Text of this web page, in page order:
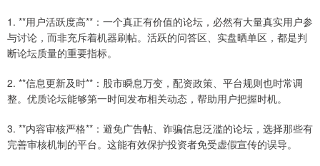
1. **用户活跃度高**：一个真正有价值的论坛，必然有大量真实用户参
与讨论，而非充斥着机器刷帖。活跃的问答区、实盘晒单区，都是判
断论坛质量的重要指标。
2. **信息更新及时**：股市瞬息万变，配资政策、平台规则也时常调
整。优质论坛能够第一时间发布相关动态，帮助用户把握时机。
3. **内容审核严格**：避免广告帖、诈骗信息泛滥的论坛，选择那些有
完善审核机制的平台。这能有效保护投资者免受虚假宣传的误导。